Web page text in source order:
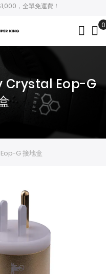
，全單免運費！
0
Crystal Eop-G
G 接地盒